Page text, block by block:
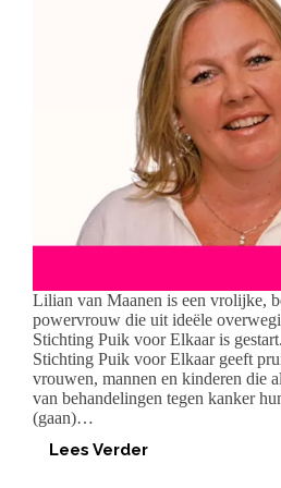
Lilian van Maanen is een vrolijke,
powervrouw die uit ideële
Stichting Puik voor Elkaar is
Stichting Puik voor Elkaar geeft
vrouwen, mannen en kinderen die
van behandelingen tegen kanker
(gaan)…
Lees VerderPOWERVROUW